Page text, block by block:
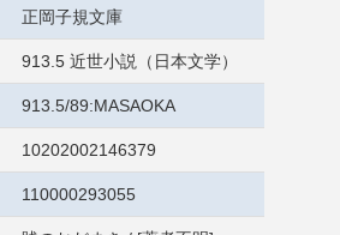
正岡子規文庫
913.5 近世小説（日本文学）
913.5/89:MASAOKA
10202002146379
110000293055